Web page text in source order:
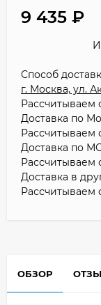
9 435
Способ
г. Москва, ул.
Рассчитываем
Доставка по
Рассчитываем
Доставка по
Рассчитываем
Доставка в
Рассчитываем
ОБЗОР